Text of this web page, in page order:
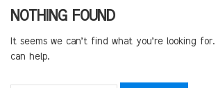
NOTHING FOUND
It seems we can’t find what you’re looking for.
can help.